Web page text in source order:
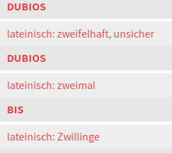
DUBIOS
lateinisch: zweifelhaft, unsicher
DUBIOS
lateinisch: zweimal
BIS
lateinisch: Zwillinge